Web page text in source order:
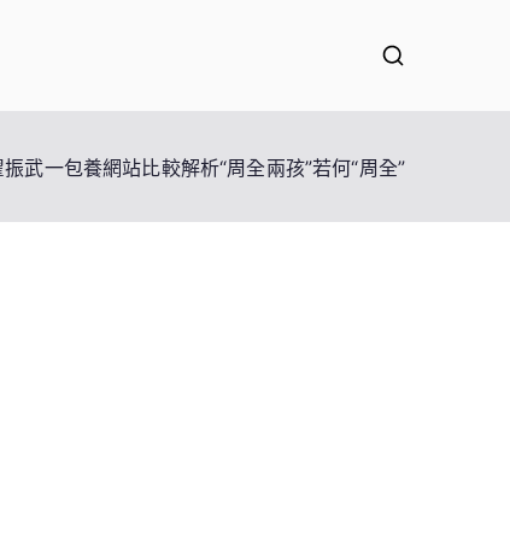
振武一包養網站比較解析“周全兩孩”若何“周全”